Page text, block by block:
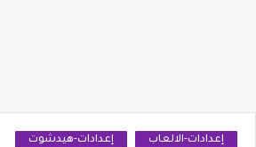
إعدادات-الالعاب إعدادات-هيدشوت